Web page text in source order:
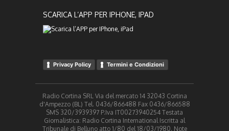
SCARICA L’APP PER IPHONE, IPAD
Privacy Policy Termini e Condizioni
Radio Cortina SRL Via del mercato 14 32043 Cortina
d'Ampezzo (BL) Tel. 0436/866488 Fax 0436/866588
SMS 320/3939397 P.Iva IT00273940254 Testata
Giornalistica: Radio Cortina International Iscritta al
Tribunale di Belluno atto 1/80 del 18/03/1980. Note